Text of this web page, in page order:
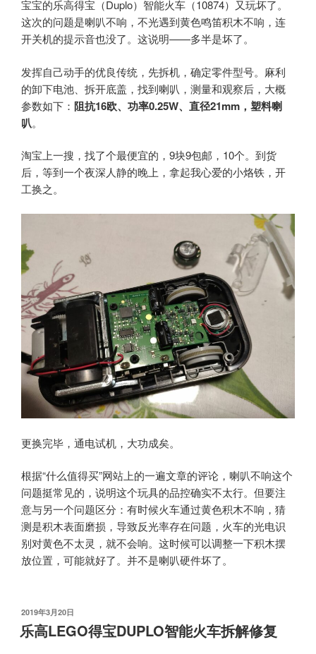
宝宝的乐高得宝（Duplo）智能火车（10874）又玩坏了。
这次的问题是喇叭不响，不光遇到黄色鸣笛积木不响，连
开关机的提示音也没了。这说明——多半是坏了。
发挥自己动手的优良传统，先拆机，确定零件型号。麻利
的卸下电池、拆开底盖，找到喇叭，测量和观察后，大概
参数如下： 阻抗16欧、功率0.25W、直径21mm，塑料喇
叭。
淘宝上一搜，找了个最便宜的，9块9包邮，10个。到货
后，等到一个夜深人静的晚上，拿起我心爱的小烙铁，开
工换之。
更换完毕，通电试机，大功成矣。
根据“什么值得买”网站上的一遍文章的评论，喇叭不响这个
问题挺常见的，说明这个玩具的品控确实不太行。但要注
意与另一个问题区分：有时候火车通过黄色积木不响，猜
测是积木表面磨损，导致反光率存在问题，火车的光电识
别对黄色不太灵，就不会响。这时候可以调整一下积木摆
放位置，可能就好了。并不是喇叭硬件坏了。
发
布
于
2019年3月20日
乐高LEGO得宝DUPLO智能火车拆解修复